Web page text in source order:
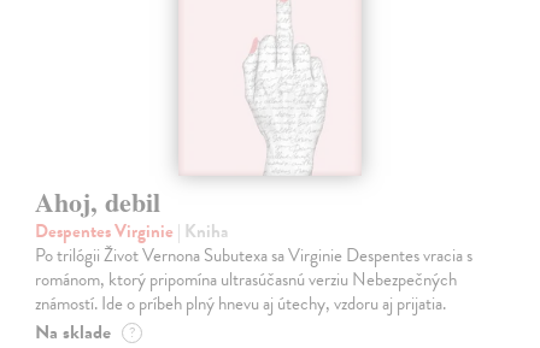
Ahoj, debil
Despentes Virginie | Kniha
Po trilógii Život Vernona Subutexa sa Virginie Despentes vracia s
románom, ktorý pripomína ultrasúčasnú verziu Nebezpečných
známostí. Ide o príbeh plný hnevu aj útechy, vzdoru aj prijatia.
Na sklade ?